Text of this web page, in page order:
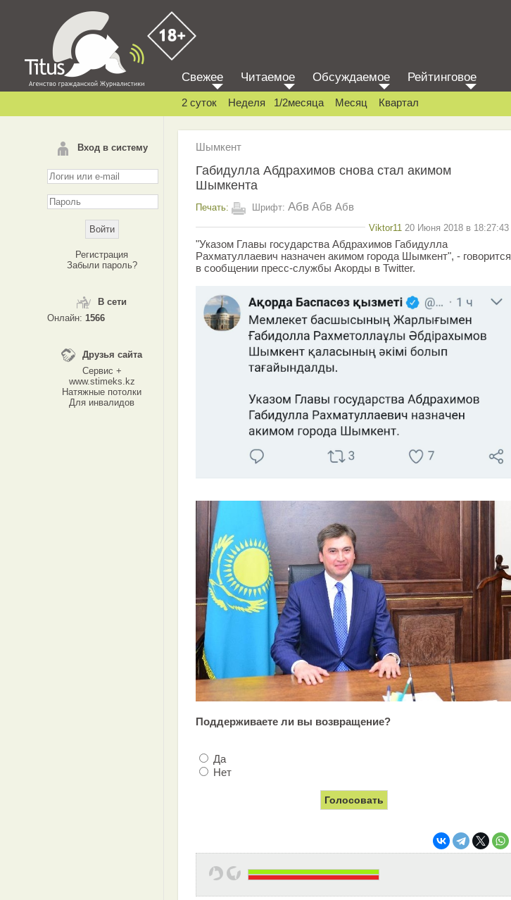
Вход в систему
Регистрация
Забыли пароль?
В сети
Онлайн: 1566
Друзья сайта
Сервис +
www.stimeks.kz
Натяжные потолки
Для инвалидов
Свежее Читаемое Обсуждаемое Рейтинговое
2 суток Неделя 1/2месяца Месяц Квартал
Шымкент
Габидулла Абдрахимов снова стал акимом
Шымкента
Печать: Шрифт: Абв Абв Абв
Viktor11 20 Июня 2018 в 18:27:43
"Указом Главы государства Абдрахимов Габидулла
Рахматуллаевич назначен акимом города Шымкент", - говорится
в сообщении пресс-службы Акорды в Twitter.
Поддерживаете ли вы возвращение?
Да
Нет